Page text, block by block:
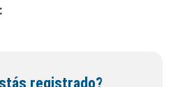
registrado?